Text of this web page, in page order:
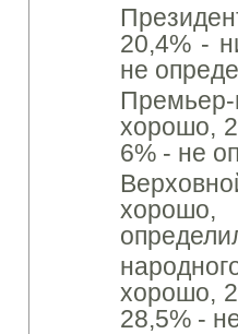
20,4% -
не
хорошо,
6% - не
хорошо,
28,5% -